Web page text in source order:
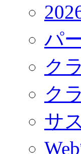
パ
ク
ク
サ